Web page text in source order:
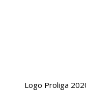
Logo Proliga